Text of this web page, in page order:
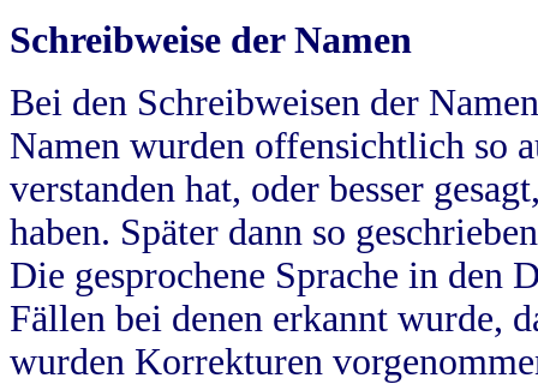
Schreibweise der Namen
Bei den Schreibweisen der
Namen wurden offensichtlich so
verstanden hat, oder besser
haben. Später dann so
Die gesprochene Sprache in
Fällen bei denen erkannt wurde,
wurden Korrekturen